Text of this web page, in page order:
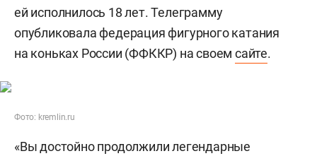
ей исполнилось 18 лет. Телеграмму
опубликовала федерация фигурного катания
на коньках России (ФФККР) на своем сайте.
Фото: kremlin.ru
«Вы достойно продолжили легендарные